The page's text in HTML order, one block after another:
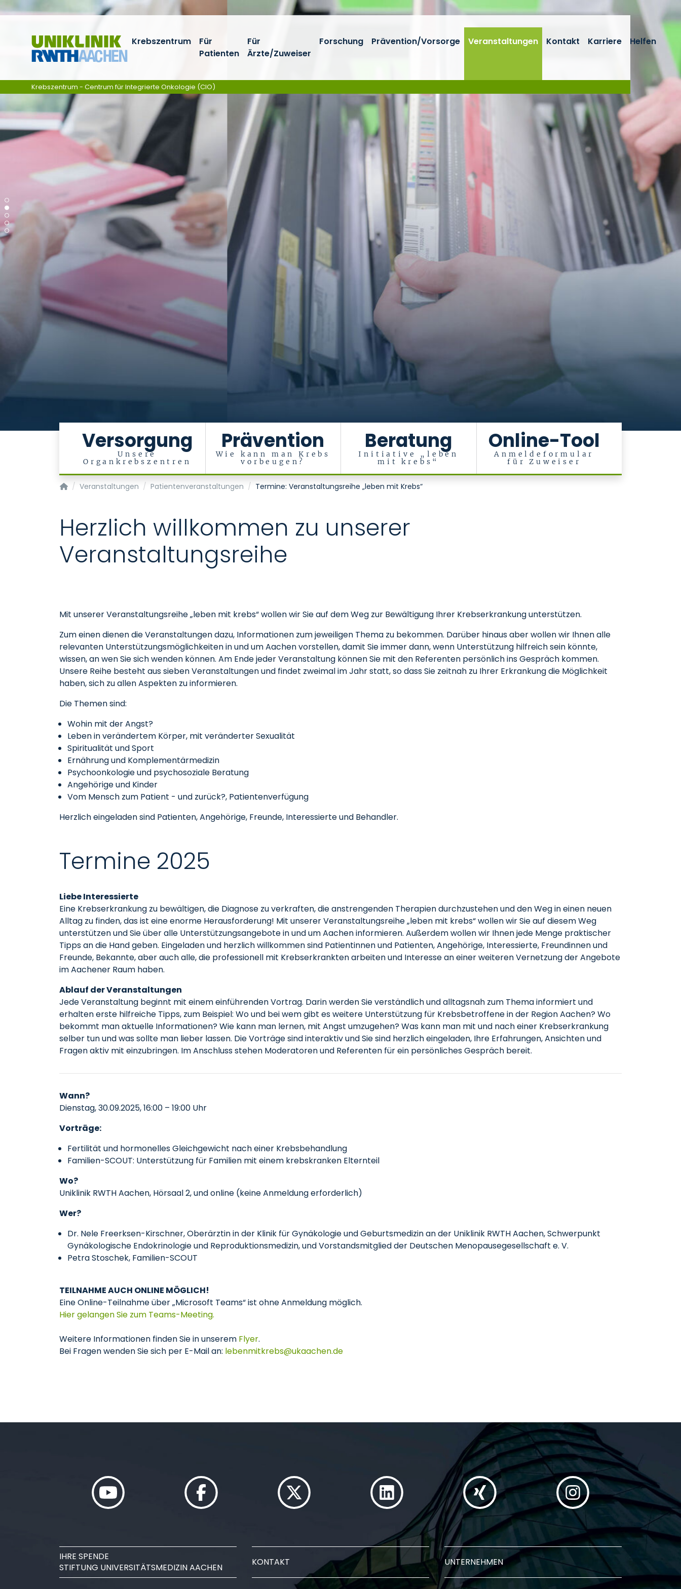
Skip navigation
Versorgung
Unsere
Organkrebszentren
Prävention
Wie kann man Krebs
vorbeugen?
Beratung
Initiative „leben
mit krebs“
Online-Tool
Anmeldeformular
für Zuweiser
Krebszentrum
Für
Patienten
Für
Ärzte/Zuweiser
Forschung Prävention/Vorsorge Veranstaltungen Kontakt Karriere Helfen
Krebszentrum - Centrum für Integrierte Onkologie (CIO)
Krebszentrum - Centrum für Integrierte Onkologie (CIO)
Veranstaltungen Patientenveranstaltungen Termine: Veranstaltungsreihe „leben mit Krebs“
Herzlich willkommen zu unserer
Veranstaltungsreihe
Mit unserer Veranstaltungsreihe „leben mit krebs“ wollen wir Sie auf dem Weg zur Bewältigung Ihrer Krebserkrankung unterstützen.
Zum einen dienen die Veranstaltungen dazu, Informationen zum jeweiligen Thema zu bekommen. Darüber hinaus aber wollen wir Ihnen alle
relevanten Unterstützungsmöglichkeiten in und um Aachen vorstellen, damit Sie immer dann, wenn Unterstützung hilfreich sein könnte,
wissen, an wen Sie sich wenden können. Am Ende jeder Veranstaltung können Sie mit den Referenten persönlich ins Gespräch kommen.
Unsere Reihe besteht aus sieben Veranstaltungen und findet zweimal im Jahr statt, so dass Sie zeitnah zu Ihrer Erkrankung die Möglichkeit
haben, sich zu allen Aspekten zu informieren.
Die Themen sind:
Wohin mit der Angst?
Leben in verändertem Körper, mit veränderter Sexualität
Spiritualität und Sport
Ernährung und Komplementärmedizin
Psychoonkologie und psychosoziale Beratung
Angehörige und Kinder
Vom Mensch zum Patient - und zurück?, Patientenverfügung
Herzlich eingeladen sind Patienten, Angehörige, Freunde, Interessierte und Behandler.
Termine 2025
Liebe Interessierte
Eine Krebserkrankung zu bewältigen, die Diagnose zu verkraften, die anstrengenden Therapien durchzustehen und den Weg in einen neuen
Alltag zu finden, das ist eine enorme Herausforderung! Mit unserer Veranstaltungsreihe „leben mit krebs“ wollen wir Sie auf diesem Weg
unterstützen und Sie über alle Unterstützungsangebote in und um Aachen informieren. Außerdem wollen wir Ihnen jede Menge praktischer
Tipps an die Hand geben. Eingeladen und herzlich willkommen sind Patientinnen und Patienten, Angehörige, Interessierte, Freundinnen und
Freunde, Bekannte, aber auch alle, die professionell mit Krebserkrankten arbeiten und Interesse an einer weiteren Vernetzung der Angebote
im Aachener Raum haben.
Ablauf der Veranstaltungen
Jede Veranstaltung beginnt mit einem einführenden Vortrag. Darin werden Sie verständlich und alltagsnah zum Thema informiert und
erhalten erste hilfreiche Tipps, zum Beispiel: Wo und bei wem gibt es weitere Unterstützung für Krebsbetroffene in der Region Aachen? Wo
bekommt man aktuelle Informationen? Wie kann man lernen, mit Angst umzugehen? Was kann man mit und nach einer Krebserkrankung
selber tun und was sollte man lieber lassen. Die Vorträge sind interaktiv und Sie sind herzlich eingeladen, Ihre Erfahrungen, Ansichten und
Fragen aktiv mit einzubringen. Im Anschluss stehen Moderatoren und Referenten für ein persönliches Gespräch bereit.
Wann?
Dienstag, 30.09.2025, 16:00 – 19:00 Uhr
Vorträge:
Fertilität und hormonelles Gleichgewicht nach einer Krebsbehandlung
Familien-SCOUT: Unterstützung für Familien mit einem krebskranken Elternteil
Wo?
Uniklinik RWTH Aachen, Hörsaal 2, und online (keine Anmeldung erforderlich)
Wer?
Dr. Nele Freerksen-Kirschner, Oberärztin in der Klinik für Gynäkologie und Geburtsmedizin an der Uniklinik RWTH Aachen, Schwerpunkt
Gynäkologische Endokrinologie und Reproduktionsmedizin, und Vorstandsmitglied der Deutschen Menopausegesellschaft e. V.
Petra Stoschek, Familien-SCOUT
TEILNAHME AUCH ONLINE MÖGLICH!
Eine Online-Teilnahme über „Microsoft Teams“ ist ohne Anmeldung möglich.
Hier gelangen Sie zum Teams-Meeting.
Weitere Informationen finden Sie in unserem Flyer.
Bei Fragen wenden Sie sich per E-Mail an: lebenmitkrebs ukaachende
IHRE SPENDE
STIFTUNG UNIVERSITÄTSMEDIZIN AACHEN
KONTAKT UNTERNEHMEN